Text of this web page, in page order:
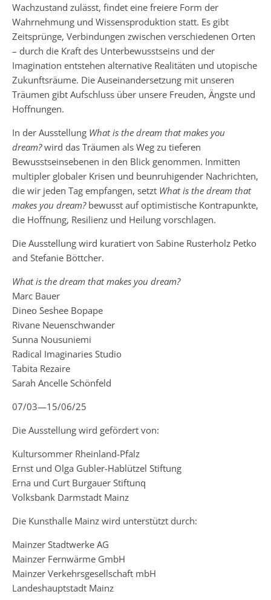
Wachzustand zulässt, findet eine freiere Form der
Wahrnehmung und Wissensproduktion statt. Es gibt
Zeitsprünge, Verbindungen zwischen verschiedenen Orten
– durch die Kraft des Unterbewusstseins und der
Imagination entstehen alternative Realitäten und utopische
Zukunftsräume. Die Auseinandersetzung mit unseren
Träumen gibt Aufschluss über unsere Freuden, Ängste und
Hoffnungen.
In der Ausstellung What is the dream that makes you
dream?wird das Träumen als Weg zu tieferen
Bewusstseinsebenen in den Blick genommen. Inmitten
multipler globaler Krisen und beunruhigender Nachrichten,
die wir jeden Tag empfangen, setzt What is the dream that
makes you dream?bewusst auf optimistische Kontrapunkte,
die Hoffnung, Resilienz und Heilung vorschlagen.
Die Ausstellung wird kuratiert von Sabine Rusterholz Petko
and Stefanie Böttcher.
What is the dream that makes you dream?
Marc Bauer
Dineo Seshee Bopape
Rivane Neuenschwander
Sunna Nousuniemi
Radical Imaginaries Studio
Tabita Rezaire
Sarah Ancelle Schönfeld
07/03—15/06/25
Die Ausstellung wird gefördert von:
Kultursommer Rheinland-Pfalz
Ernst und Olga Gubler-Hablützel Stiftung
Erna und Curt Burgauer Stiftunq
Volksbank Darmstadt Mainz
Die Kunsthalle Mainz wird unterstützt durch:
Mainzer Stadtwerke AG
Mainzer Fernwärme GmbH
Mainzer Verkehrsgesellschaft mbH
Landeshauptstadt Mainz